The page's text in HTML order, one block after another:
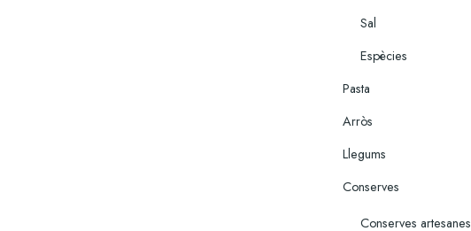
Sal
Espècies
Pasta
Arròs
Llegums
Conserves
Conserves artesanes